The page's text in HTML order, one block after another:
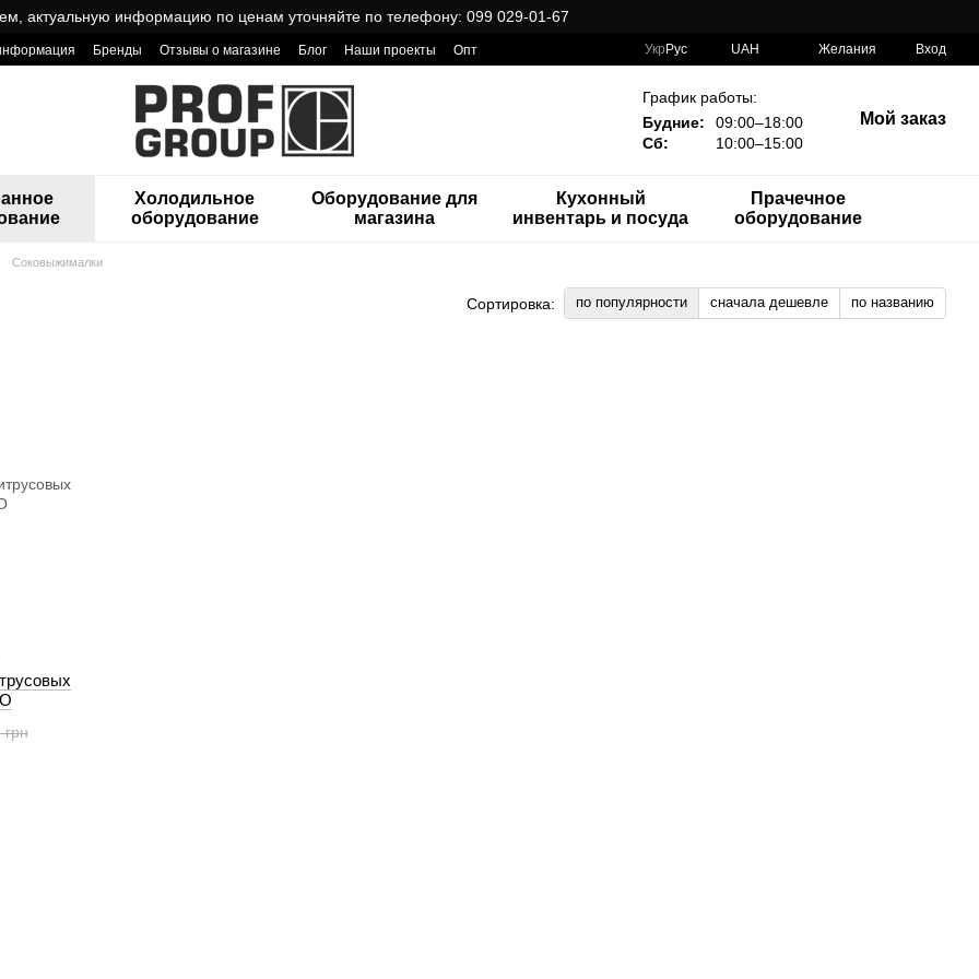
актуальную информацию по ценам уточняйте по телефону: 099 029-01-67
Бренды Отзывы о магазине Блог Наши проекты
Опт
Укр Рус UAH Желания Вход
График работы:
Будние:
09:00–18:00
Сб:
10:00–15:00
Мой заказ
Холодильное
оборудование
Оборудование для
магазина
Кухонный
инвентарь и посуда
Прачечное
оборудование
Соковыжималки
Сортировка: по популярности сначала дешевле по названию